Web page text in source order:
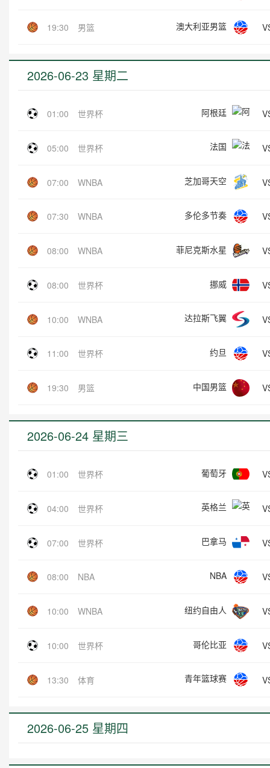
19:30 男篮 澳大利亚男篮
2026-06-23 星期二
01:00 世界杯 阿根廷
05:00 世界杯 法国
07:00 WNBA 芝加哥天空
07:30 WNBA 多伦多节奏
08:00 WNBA 菲尼克斯水星
08:00 世界杯 挪威
10:00 WNBA 达拉斯飞翼
11:00 世界杯 约旦
19:30 男篮 中国男篮
2026-06-24 星期三
01:00 世界杯 葡萄牙
04:00 世界杯 英格兰
07:00 世界杯 巴拿马
08:00 NBA NBA
10:00 WNBA 纽约自由人
10:00 世界杯 哥伦比亚
13:30 体育 青年篮球赛
2026-06-25 星期四